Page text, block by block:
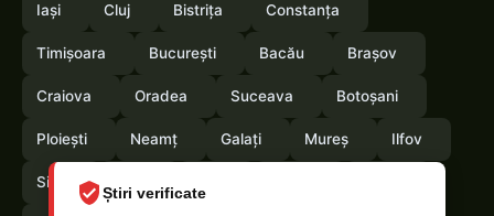
Știri verificate
Iași Cluj Bistrița Constanța
Timișoara București Bacău Brașov
Craiova Oradea Suceava Botoșani
Ploiești Neamț Galați Mureș Ilfov
Sibiu